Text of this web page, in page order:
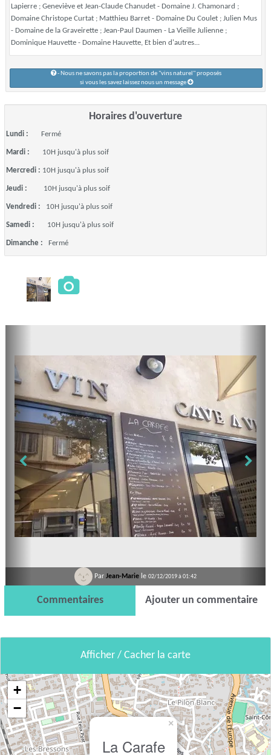
Lapierre ; Geneviève et Jean-Claude Chanudet - Domaine J. Chamonard ;
Domaine Christope Curtat ; Matthieu Barret - Domaine Du Coulet ; Julien Mus
- Domaine de la Graveirette ; Jean-Paul Daumen - La Vieille Julienne ;
Dominique Hauvette - Domaine Hauvette, Et bien d'autres...
- Nous ne savons pas la proportion de "vins naturel" proposés
si vous les savez laissez nous un message
Horaires d'ouverture
Lundi : Fermé
Mardi : 10H jusqu'à plus soif
Mercredi : 10H jusqu'à plus soif
Jeudi : 10H jusqu'à plus soif
Vendredi : 10H jusqu'à plus soif
Samedi : 10H jusqu'à plus soif
Dimanche : Fermé
Par Jean-Marie le 02/12/2019 à 01:42
Commentaires Ajouter un commentaire
Afficher / Cacher la carte
La Carafe
×
+
−